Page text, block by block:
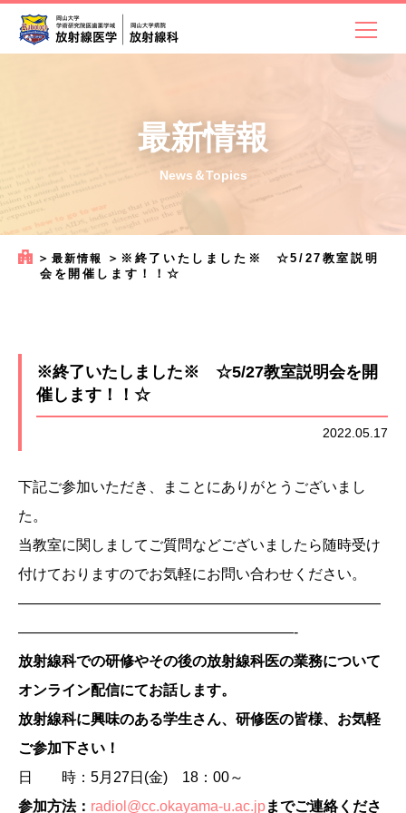
最新情報
News＆Topics
＞ 最新情報 ＞ ※終了いたしました※ ☆5/27教室説明
会を開催します！！☆
※終了いたしました※ ☆5/27教室説明会を開
催します！！☆
2022.05.17
下記ご参加いただき、まことにありがとうございまし
た。
当教室に関しましてご質問などございましたら随時受け
付けておりますのでお気軽にお問い合わせください。
—————————————————————————
———————————————————-
放射線科での研修やその後の放射線科医の業務について
オンライン配信にてお話します。
放射線科に興味のある学生さん、研修医の皆様、お気軽
ご参加下さい！
日 時：5月27日(金) 18：00～
参加方法： radiol@cc.okayama-u.ac.jpまでご連絡くださ